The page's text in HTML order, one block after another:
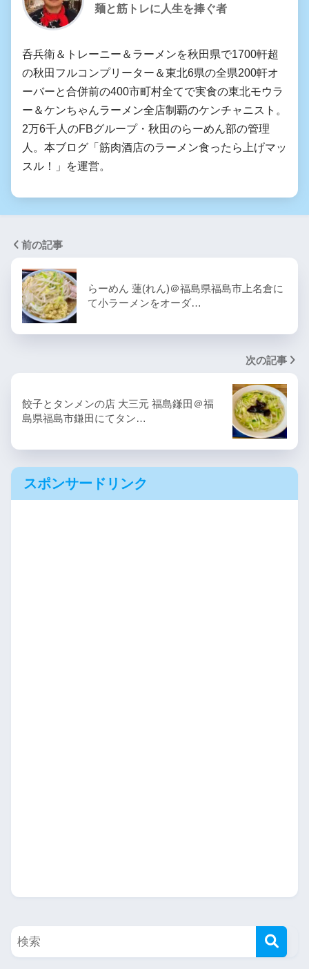
麺と筋トレに人生を捧ぐ者
呑兵衛＆トレーニー＆ラーメンを秋田県で1700軒超
の秋田フルコンプリーター＆東北6県の全県200軒オ
ーバーと合併前の400市町村全てで実食の東北モウラ
ー＆ケンちゃんラーメン全店制覇のケンチャニスト。
2万6千人のFBグループ・秋田のらーめん部の管理
人。本ブログ「筋肉酒店のラーメン食ったら上げマッ
スル！」を運営。
前の記事
らーめん 蓮(れん)＠福島県福島市上名倉に
て小ラーメンをオーダ…
次の記事
餃子とタンメンの店 大三元 福島鎌田＠福
島県福島市鎌田にてタン…
スポンサードリンク